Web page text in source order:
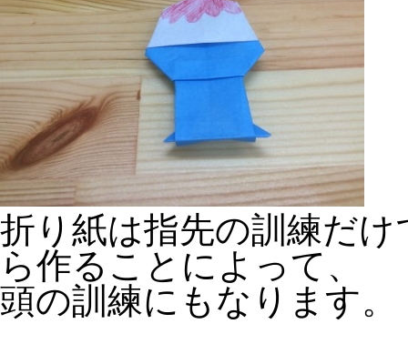
折り紙は指先の訓練だ
ら作ることによって、
頭の訓練にもなります。